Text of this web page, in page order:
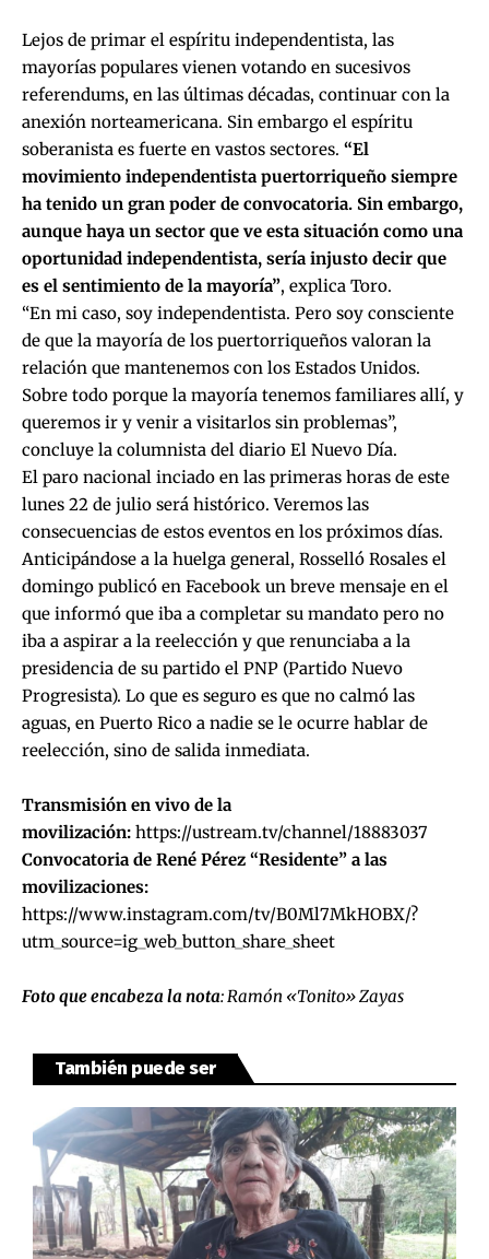
Lejos de primar el espíritu independentista, las
mayorías populares vienen votando en sucesivos
referendums, en las últimas décadas, continuar con la
anexión norteamericana. Sin embargo el espíritu
soberanista es fuerte en vastos sectores. “El
movimiento independentista puertorriqueño siempre
ha tenido un gran poder de convocatoria. Sin embargo,
aunque haya un sector que ve esta situación como una
oportunidad independentista, sería injusto decir que
es el sentimiento de la mayoría”, explica Toro.
“En mi caso, soy independentista. Pero soy consciente
de que la mayoría de los puertorriqueños valoran la
relación que mantenemos con los Estados Unidos.
Sobre todo porque la mayoría tenemos familiares allí, y
queremos ir y venir a visitarlos sin problemas”,
concluye la columnista del diario El Nuevo Día.
El paro nacional inciado en las primeras horas de este
lunes 22 de julio será histórico. Veremos las
consecuencias de estos eventos en los próximos días.
Anticipándose a la huelga general, Rosselló Rosales el
domingo publicó en Facebook un breve mensaje en el
que informó que iba a completar su mandato pero no
iba a aspirar a la reelección y que renunciaba a la
presidencia de su partido el PNP (Partido Nuevo
Progresista). Lo que es seguro es que no calmó las
aguas, en Puerto Rico a nadie se le ocurre hablar de
reelección, sino de salida inmediata.
Transmisión en vivo de la
movilización: https://ustream.tv/channel/18883037
Convocatoria de René Pérez “Residente” a las
movilizaciones:
https://www.instagram.com/tv/B0Ml7MkHOBX/?
utm_source=ig_web_button_share_sheet
Foto que encabeza la nota: Ramón «Tonito» Zayas
También puede ser